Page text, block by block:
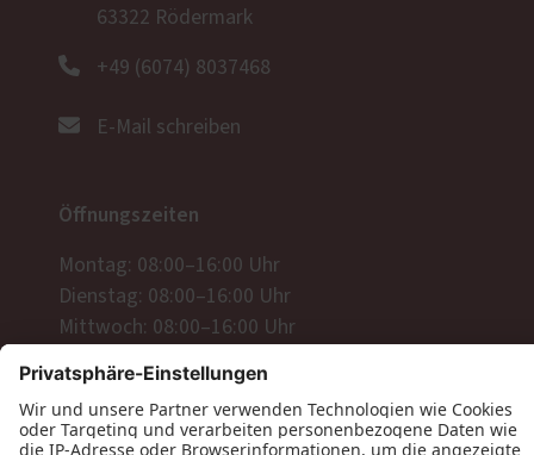
63322 Rödermark
+49 (6074) 8037468
E-Mail schreiben
Öffnungszeiten
Montag: 08:00–16:00 Uhr
Dienstag: 08:00–16:00 Uhr
Mittwoch: 08:00–16:00 Uhr
Freitag: 08:00–12:00 Uhr
Öffnungszeiten Ausstellung